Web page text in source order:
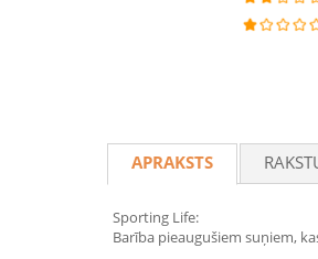
APRAKSTS
Sporting Life:
Barība pieaugušiem suņiem,